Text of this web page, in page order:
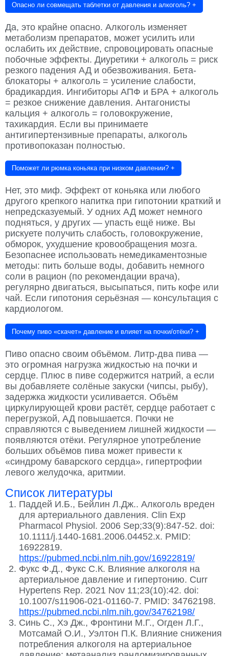
Опасно ли совмещать таблетки от давления и алкоголь? +
Да, это крайне опасно. Алкоголь изменяет
метаболизм препаратов, может усилить или
ослабить их действие, спровоцировать опасные
побочные эффекты. Диуретики + алкоголь = риск
резкого падения АД и обезвоживания. Бета-
блокаторы + алкоголь = усиление слабости,
брадикардия. Ингибиторы АПФ и БРА + алкоголь
= резкое снижение давления. Антагонисты
кальция + алкоголь = головокружение,
тахикардия. Если вы принимаете
антигипертензивные препараты, алкоголь
противопоказан полностью.
Поможет ли рюмка коньяка при низком давлении? +
Нет, это миф. Эффект от коньяка или любого
другого крепкого напитка при гипотонии краткий и
непредсказуемый. У одних АД может немного
подняться, у других — упасть ещё ниже. Вы
рискуете получить слабость, головокружение,
обморок, ухудшение кровообращения мозга.
Безопаснее использовать немедикаментозные
методы: пить больше воды, добавить немного
соли в рацион (по рекомендации врача),
регулярно двигаться, высыпаться, пить кофе или
чай. Если гипотония серьёзная — консультация с
кардиологом.
Почему пиво «скачет» давление и влияет на почки/отёки? +
Пиво опасно своим объёмом. Литр-два пива —
это огромная нагрузка жидкостью на почки и
сердце. Плюс в пиве содержится натрий, а если
вы добавляете солёные закуски (чипсы, рыбу),
задержка жидкости усиливается. Объём
циркулирующей крови растёт, сердце работает с
перегрузкой, АД повышается. Почки не
справляются с выведением лишней жидкости —
появляются отёки. Регулярное употребление
больших объёмов пива может привести к
«синдрому баварского сердца», гипертрофии
левого желудочка, аритмии.
Список литературы
Паддей И.Б., Бейлин Л.Дж.. Алкоголь вреден
для артериального давления. Clin Exp
Pharmacol Physiol. 2006 Sep;33(9):847-52. doi:
10.1111/j.1440-1681.2006.04452.x. PMID:
16922819.
https://pubmed.ncbi.nlm.nih.gov/16922819/
Фукс Ф.Д., Фукс С.К. Влияние алкоголя на
артериальное давление и гипертонию. Curr
Hypertens Rep. 2021 Nov 11;23(10):42. doi:
10.1007/s11906-021-01160-7. PMID: 34762198.
https://pubmed.ncbi.nlm.nih.gov/34762198/
Синь С., Хэ Дж., Фронтини М.Г., Огден Л.Г.,
Мотсамай О.И., Уэлтон П.К. Влияние снижения
потребления алкоголя на артериальное